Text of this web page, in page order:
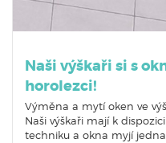
Naši výškaři si s
horolezci!
Výměna a mytí oken ve
Naši výškaři mají k
techniku a okna myjí